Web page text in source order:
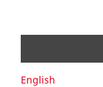
English